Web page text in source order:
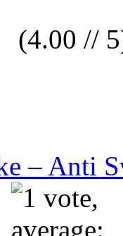
(4.00 //
– Anti